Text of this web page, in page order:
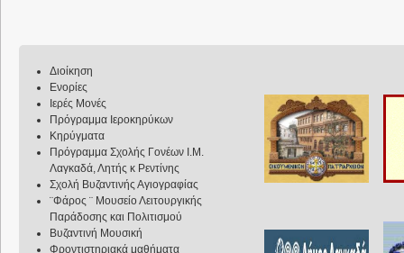
Διοίκηση
Ενορίες
Ιερές Μονές
Πρόγραμμα Ιεροκηρύκων
Κηρύγματα
Πρόγραμμα Σχολής Γονέων Ι.Μ.
Λαγκαδά, Λητής κ Ρεντίνης
Σχολή Βυζαντινής Αγιογραφίας
¨Φάρος ¨ Μουσείο Λειτουργικής
Παράδοσης και Πολιτισμού
Βυζαντινή Μουσική
Φροντιστηριακά μαθήματα